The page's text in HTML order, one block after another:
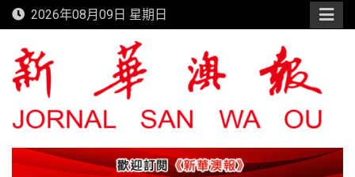
Skip
to
content
2026年08月09日 星期日
新華澳報